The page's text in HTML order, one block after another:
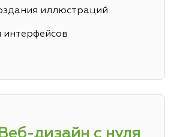
иллюстраций